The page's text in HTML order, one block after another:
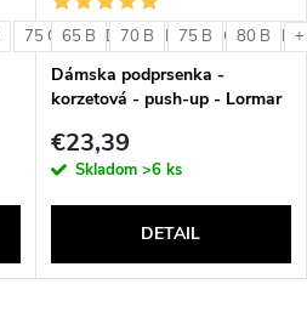
75 C 75 D 80 B 80 C 80 D
65 B 70 B 75 B 80 B
Dámska podprsenka -
korzetová - push-up - Lormar
€23,39
Skladom >6 ks
DETAIL